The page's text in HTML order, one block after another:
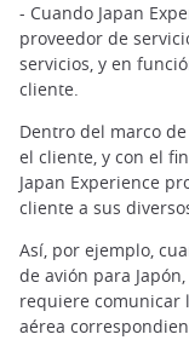
- Cuando Japan
proveedor de
servicios, y en
cliente.
Dentro del marco
el cliente, y con el
Japan Experience
cliente a sus
Así, por ejemplo,
de avión para
requiere comunicar
aérea